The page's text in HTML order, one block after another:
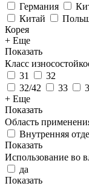
Германия
Китай
Корея
+ Еще
Показать
Класс
31
32
32/42
33
+ Еще
Показать
Область
Внутренняя
Показать
Использование во
да
Показать